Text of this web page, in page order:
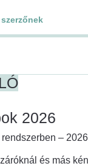
2026
–
és más